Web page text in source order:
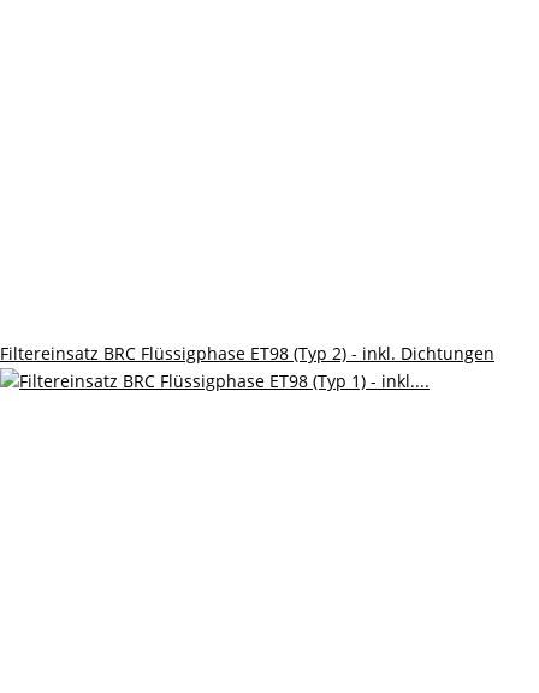
Filtereinsatz BRC Flüssigphase ET98 (Typ 2) - inkl. Dichtungen